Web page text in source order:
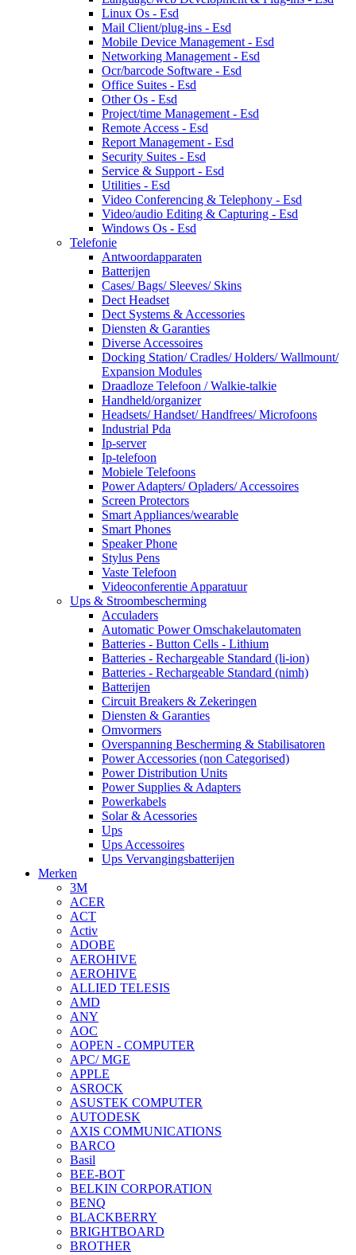
Linux Os - Esd
Mail Client/plug-ins - Esd
Mobile Device Management - Esd
Networking Management - Esd
Ocr/barcode Software - Esd
Office Suites - Esd
Other Os - Esd
Project/time Management - Esd
Remote Access - Esd
Report Management - Esd
Security Suites - Esd
Service & Support - Esd
Utilities - Esd
Video Conferencing & Telephony - Esd
Video/audio Editing & Capturing - Esd
Windows Os - Esd
Telefonie
Antwoordapparaten
Batterijen
Cases/ Bags/ Sleeves/ Skins
Dect Headset
Dect Systems & Accessories
Diensten & Garanties
Diverse Accessoires
Docking Station/ Cradles/ Holders/ Wallmount/
Expansion Modules
Draadloze Telefoon / Walkie-talkie
Handheld/organizer
Headsets/ Handset/ Handfrees/ Microfoons
Industrial Pda
Ip-server
Ip-telefoon
Mobiele Telefoons
Power Adapters/ Opladers/ Accessoires
Screen Protectors
Smart Appliances/wearable
Smart Phones
Speaker Phone
Stylus Pens
Vaste Telefoon
Videoconferentie Apparatuur
Ups & Stroombescherming
Acculaders
Automatic Power Omschakelautomaten
Batteries - Button Cells - Lithium
Batteries - Rechargeable Standard (li-ion)
Batteries - Rechargeable Standard (nimh)
Batterijen
Circuit Breakers & Zekeringen
Diensten & Garanties
Omvormers
Overspanning Bescherming & Stabilisatoren
Power Accessories (non Categorised)
Power Distribution Units
Power Supplies & Adapters
Powerkabels
Solar & Acessories
Ups
Ups Accessoires
Ups Vervangingsbatterijen
Merken
3M
ACER
ACT
Activ
ADOBE
AEROHIVE
AEROHIVE
ALLIED TELESIS
AMD
ANY
AOC
AOPEN - COMPUTER
APC/ MGE
APPLE
ASROCK
ASUSTEK COMPUTER
AUTODESK
AXIS COMMUNICATIONS
BARCO
Basil
BEE-BOT
BELKIN CORPORATION
BENQ
BLACKBERRY
BRIGHTBOARD
BROTHER